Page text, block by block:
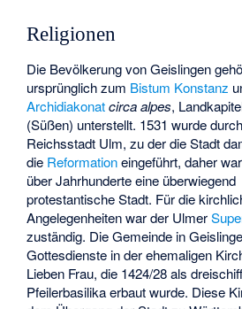
Religionen
Die Bevölkerung von Geislingen
ursprünglich zum Bistum Konstanz
Archidiakonat circa alpes,
(Süßen) unterstellt. 1531 wurde
Reichsstadt Ulm, zu der die Stadt
die Reformationeingeführt, daher
über Jahrhunderte eine überwiegend
protestantische Stadt. Für die
Angelegenheiten war der Ulmer
zuständig. Die Gemeinde in
Gottesdienste in der ehemaligen
Lieben Frau, die 1424/28 als
Pfeilerbasilika erbaut wurde. Diese